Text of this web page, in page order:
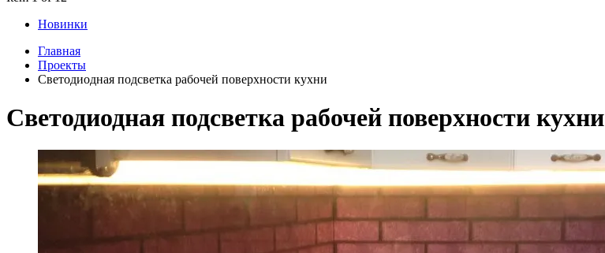
Новинки
Главная
Проекты
Светодиодная подсветка рабочей поверхности кухни
Светодиодная подсветка рабочей поверхности кухни